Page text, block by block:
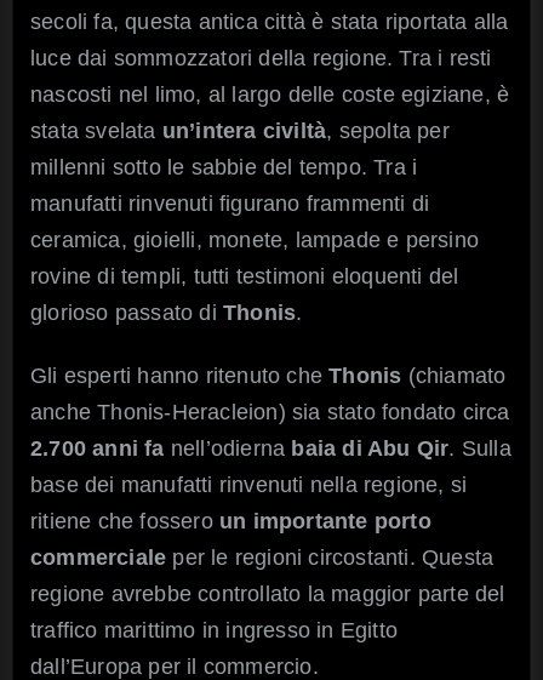
secoli fa, questa antica città è stata riportata alla
luce dai sommozzatori della regione. Tra i resti
nascosti nel limo, al largo delle coste egiziane, è
stata svelata un’intera civiltà, sepolta per
millenni sotto le sabbie del tempo. Tra i
manufatti rinvenuti figurano frammenti di
ceramica, gioielli, monete, lampade e persino
rovine di templi, tutti testimoni eloquenti del
glorioso passato di Thonis.
Gli esperti hanno ritenuto cheThonis (chiamato
anche Thonis-Heracleion) sia stato fondato circa
2.700 anni fa nell’odierna baia di Abu Qir. Sulla
base dei manufatti rinvenuti nella regione, si
ritiene che fossero un importante porto
commerciale per le regioni circostanti. Questa
regione avrebbe controllato la maggior parte del
traffico marittimo in ingresso in Egitto
dall’Europa per il commercio.